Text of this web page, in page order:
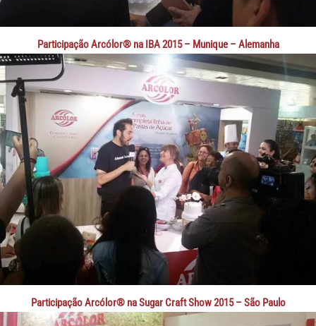
Participação Arcólor® na IBA 2015 – Munique – Alemanha
Participação Arcólor® na Sugar Craft Show 2015 – São Paulo